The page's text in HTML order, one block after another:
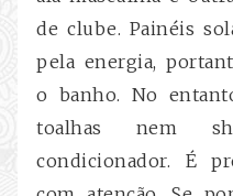
de clube. Painéis
pela energia,
o banho. No
toalhas nem
condicionador. É